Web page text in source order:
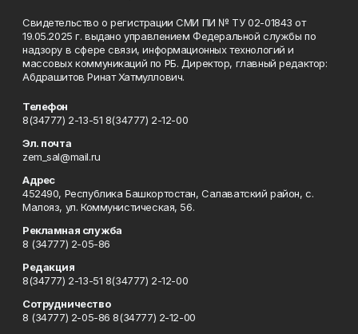
Свидетельство о регистрации СМИ ПИ № ТУ 02-01843 от
19.05.2025 г. выдано управлением Федеральной службы по
надзору в сфере связи, информационных технологий и
массовых коммуникаций по РБ. Директор, главный редактор:
Абдрашитов Ринат Хатмуллович.
Телефон
8(34777) 2-13-51 8(34777) 2-12-00
Эл. почта
zem_sal@mail.ru
Адрес
452490, Республика Башкортостан, Салаватский район, с.
Малояз, ул. Коммунистическая, 56.
Рекламная служба
8 (34777) 2-05-86
Редакция
8(34777) 2-13-51 8(34777) 2-12-00
Сотрудничество
8 (34777) 2-05-86 8(34777) 2-12-00